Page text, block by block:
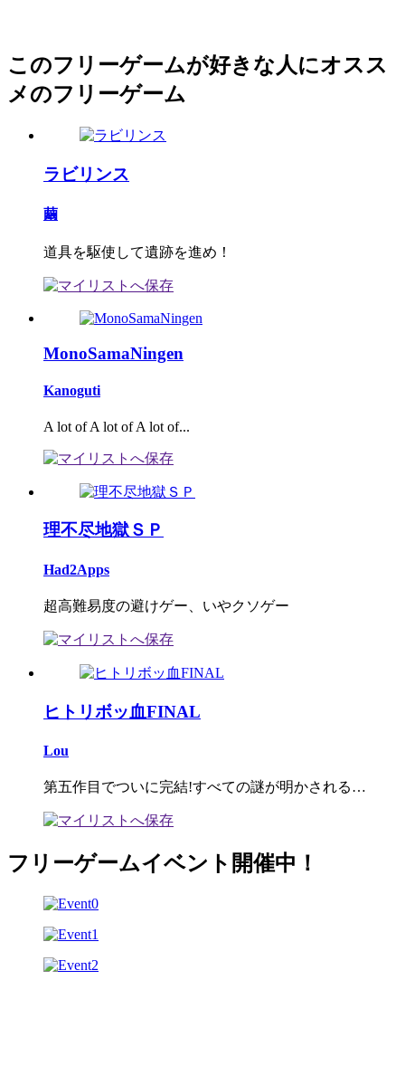
このフリーゲームが好きな人にオスス
メのフリーゲーム
ラビリンス
繭
道具を駆使して遺跡を進め！
MonoSamaNingen
Kanoguti
A lot of A lot of A lot of...
理不尽地獄ＳＰ
Had2Apps
超高難易度の避けゲー、いやクソゲー
ヒトリボッ血FINAL
Lou
第五作目でついに完結!すべての謎が明かされる…
フリーゲームイベント開催中！